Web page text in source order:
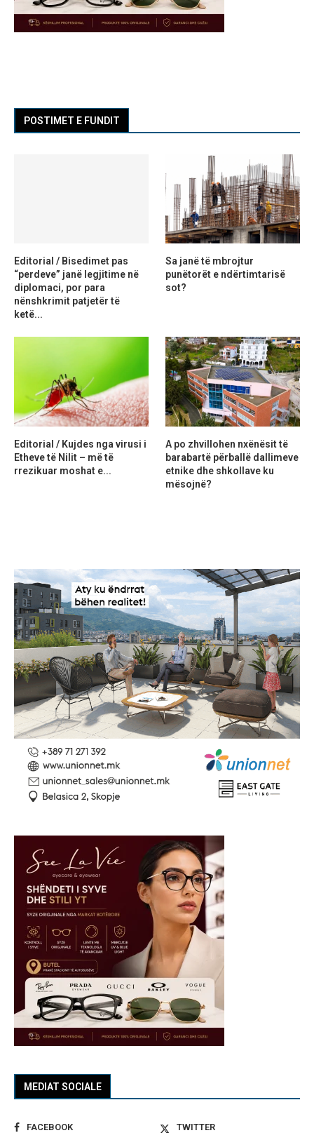
MEDIAT SOCIALE
FACEBOOK
TWITTER
POSTIMET E FUNDIT
Editorial / Bisedimet pas
“perdeve” janë legjitime në
diplomaci, por para
nënshkrimit patjetër të
ketë...
Sa janë të mbrojtur
punëtorët e ndërtimtarisë
sot?
Editorial / Kujdes nga virusi i
Etheve të Nilit – më të
rrezikuar moshat e...
A po zhvillohen nxënësit të
barabartë përballë dallimeve
etnike dhe shkollave ku
mësojnë?